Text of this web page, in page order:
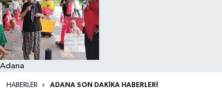
Adana
HABERLER ADANA SON DAKIKA HABERLERI
Resmi İlanlar